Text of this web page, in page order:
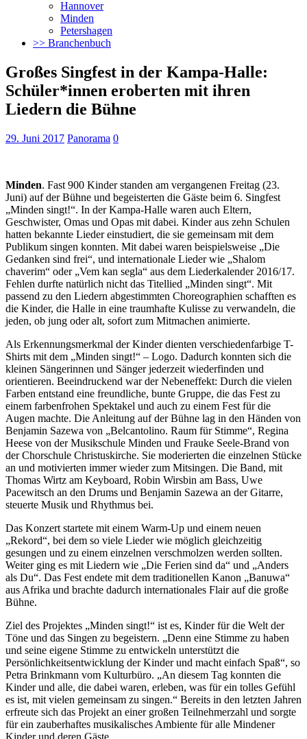
Hannover
Minden
Petershagen
>> Branchenbuch
Großes Singfest in der Kampa-Halle:
Schüler*innen eroberten mit ihren
Liedern die Bühne
29. Juni 2017 Panorama 0
Minden. Fast 900 Kinder standen am vergangenen Freitag (23.
Juni) auf der Bühne und begeisterten die Gäste beim 6. Singfest
„Minden singt!“. In der Kampa-Halle waren auch Eltern,
Geschwister, Omas und Opas mit dabei. Kinder aus zehn Schulen
hatten bekannte Lieder einstudiert, die sie gemeinsam mit dem
Publikum singen konnten. Mit dabei waren beispielsweise „Die
Gedanken sind frei“, und internationale Lieder wie „Shalom
chaverim“ oder „Vem kan segla“ aus dem Liederkalender 2016/17.
Fehlen durfte natürlich nicht das Titellied „Minden singt“. Mit
passend zu den Liedern abgestimmten Choreographien schafften es
die Kinder, die Halle in eine traumhafte Kulisse zu verwandeln, die
jeden, ob jung oder alt, sofort zum Mitmachen animierte.
Als Erkennungsmerkmal der Kinder dienten verschiedenfarbige T-
Shirts mit dem „Minden singt!“ – Logo. Dadurch konnten sich die
kleinen Sängerinnen und Sänger jederzeit wiederfinden und
orientieren. Beeindruckend war der Nebeneffekt: Durch die vielen
Farben entstand eine freundliche, bunte Gruppe, die das Fest zu
einem farbenfrohen Spektakel und auch zu einem Fest für die
Augen machte. Die Anleitung auf der Bühne lag in den Händen von
Benjamin Sazewa von „Belcantolino. Raum für Stimme“, Regina
Heese von der Musikschule Minden und Frauke Seele-Brand von
der Chorschule Christuskirche. Sie moderierten die einzelnen Stücke
an und motivierten immer wieder zum Mitsingen. Die Band, mit
Thomas Wirtz am Keyboard, Robin Wirsbin am Bass, Uwe
Pacewitsch an den Drums und Benjamin Sazewa an der Gitarre,
steuerte Musik und Rhythmus bei.
Das Konzert startete mit einem Warm-Up und einem neuen
„Rekord“, bei dem so viele Lieder wie möglich gleichzeitig
gesungen und zu einem einzelnen verschmolzen werden sollten.
Weiter ging es mit Liedern wie „Die Ferien sind da“ und „Anders
als Du“. Das Fest endete mit dem traditionellen Kanon „Banuwa“
aus Afrika und brachte dadurch internationales Flair auf die große
Bühne.
Ziel des Projektes „Minden singt!“ ist es, Kinder für die Welt der
Töne und das Singen zu begeistern. „Denn eine Stimme zu haben
und seine eigene Stimme zu entwickeln unterstützt die
Persönlichkeitsentwicklung der Kinder und macht einfach Spaß“, so
Petra Brinkmann vom Kulturbüro. „An diesem Tag konnten die
Kinder und alle, die dabei waren, erleben, was für ein tolles Gefühl
es ist, mit vielen gemeinsam zu singen.“ Bereits in den letzten Jahren
erfreute sich das Projekt an einer großen Teilnehmerzahl und sorgte
für ein zauberhaftes musikalisches Ambiente für alle Mindener
Kinder und deren Gäste.